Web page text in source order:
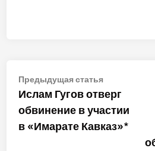
Навигация
по
записям
Предыдущая статья
статья:
Ислам Гугов отверг
обвинение в участии
в «Имарате Кавказ»*